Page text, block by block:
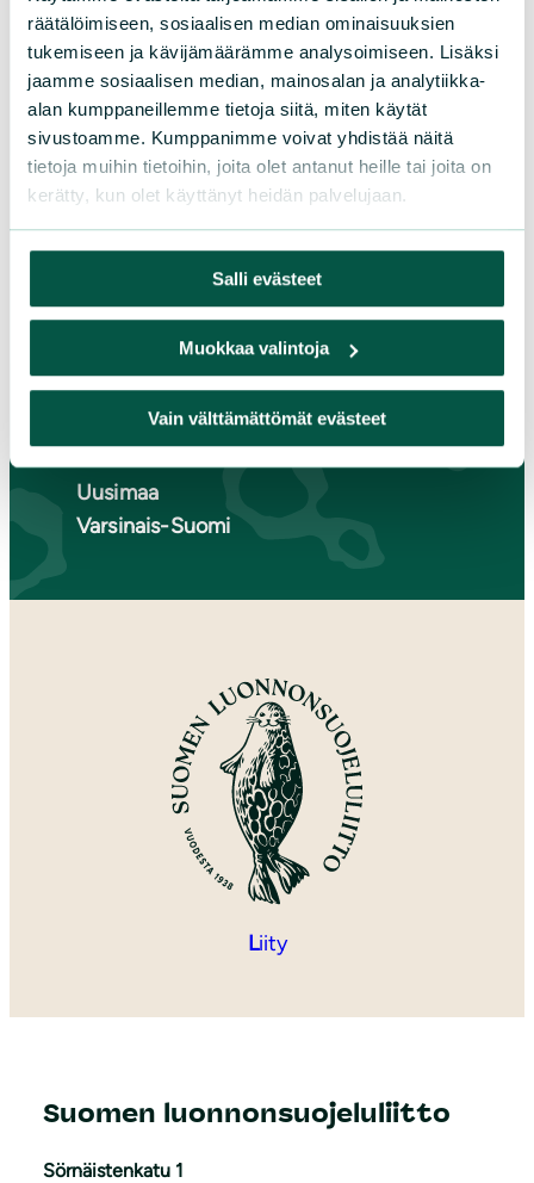
räätälöimiseen, sosiaalisen median ominaisuuksien
tukemiseen ja kävijämäärämme analysoimiseen. Lisäksi
jaamme sosiaalisen median, mainosalan ja analytiikka-
alan kumppaneillemme tietoja siitä, miten käytät
sivustoamme. Kumppanimme voivat yhdistää näitä
tietoja muihin tietoihin, joita olet antanut heille tai joita on
kerätty, kun olet käyttänyt heidän palvelujaan.
Salli evästeet
Muokkaa valintoja
Vain välttämättömät evästeet
Etelä-Häme
Etelä-Karjala
Etelä-Savo
Kainuu
Keski-Suomi
Kymenlaakso
Lappi
Pohjanmaa
Pohjois-Karjala
Pohjois-Pohjanmaa
Pohjois-Savo
Uusimaa
Varsinais-Suomi
Liity
Suomen luonnonsuojeluliitto
Sörnäistenkatu 1